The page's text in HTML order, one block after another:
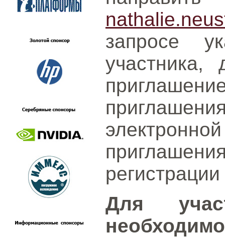
запросе
участника,
Для